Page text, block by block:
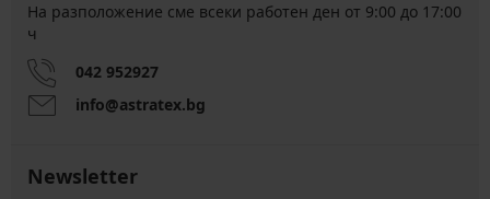
На разположение сме всеки работен ден от 9:00 до 17:00
ч
042 952927
info@astratex.bg
Newsletter